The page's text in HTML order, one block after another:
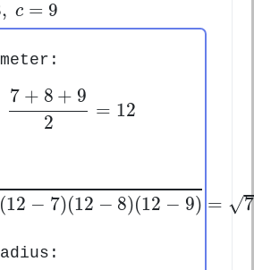
, c = 9
7 + 8 + 9
2
= 12
=7 + 8+ 9 2=
(12 − 7)(12 − 8)(12 − 9) = √
12−7)(12−8)(12−9)=